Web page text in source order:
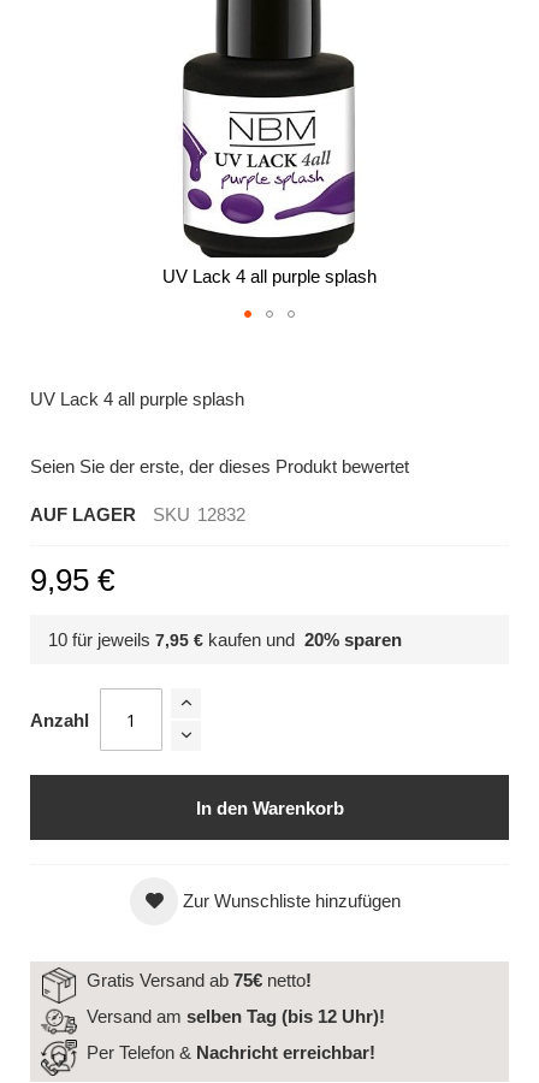
UV Lack 4 all purple splash
der
UV Lack 4 all purple splash
Seien Sie der erste, der dieses Produkt bewertet
AUF LAGER SKU 12832
9,95 €
10 für jeweils 7,95 € kaufen und 20% sparen
Anzahl
In den Warenkorb
Zur Wunschliste hinzufügen
Gratis Versand ab 75€ netto!
Versand am selben Tag (bis 12 Uhr)!
Per Telefon & Nachricht erreichbar!